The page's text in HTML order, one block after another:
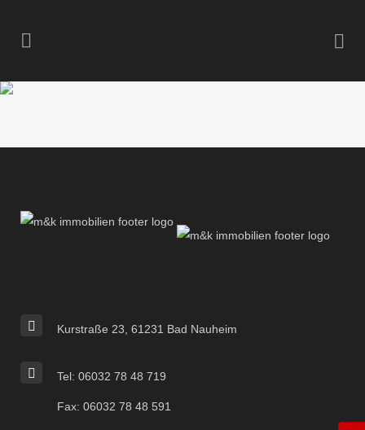
Kurstraße 23, 61231 Bad Nauheim
Tel: 06032 78 48 719
Fax: 06032 78 48 591